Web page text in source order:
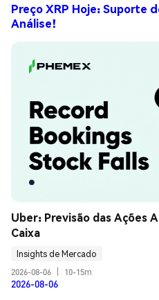
Preço XRP Hoje: Suporte
Análise!
Uber: Previsão das Ações
Caixa
Insights de Mercado
2026-08-06
10-15m
2026-08-06